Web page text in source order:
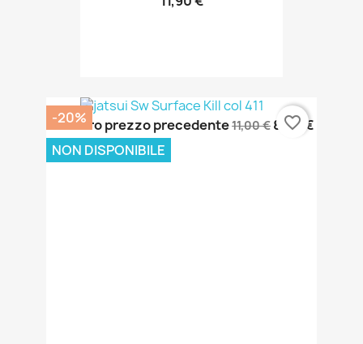
Il nostro prezzo precedente11,00 € 8,80 €
-20%
NON DISPONIBILE
favorite_border